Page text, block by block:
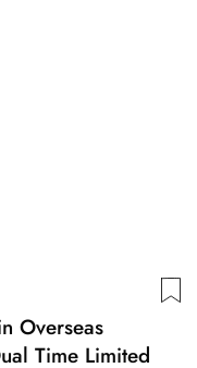
Overseas
Time Limited